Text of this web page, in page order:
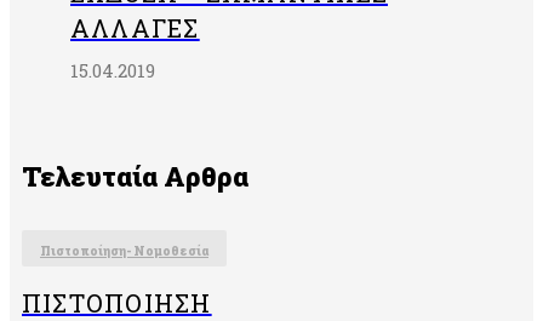
ΑΛΛΑΓΈΣ
15.04.2019
Τελευταία Αρθρα
Πιστοποίηση- Νομοθεσία
ΠΙΣΤΟΠΟΊΗΣΗ